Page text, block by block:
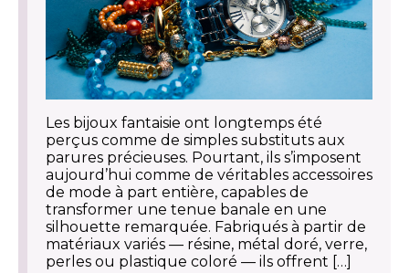
Les bijoux fantaisie ont longtemps été
perçus comme de simples substituts aux
parures précieuses. Pourtant, ils s’imposent
aujourd’hui comme de véritables accessoires
de mode à part entière, capables de
transformer une tenue banale en une
silhouette remarquée. Fabriqués à partir de
matériaux variés — résine, métal doré, verre,
perles ou plastique coloré — ils offrent […]